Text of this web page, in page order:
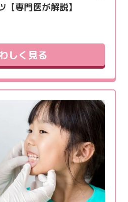
【専門医が解説】
しく見る